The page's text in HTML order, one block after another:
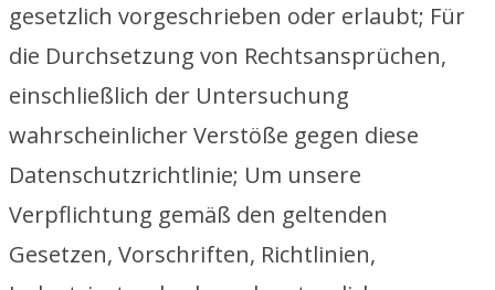
gesetzlich vorgeschrieben oder erlaubt; Für
die Durchsetzung von Rechtsansprüchen,
einschließlich der Untersuchung
wahrscheinlicher Verstöße gegen diese
Datenschutzrichtlinie; Um unsere
Verpflichtung gemäß den geltenden
Gesetzen, Vorschriften, Richtlinien,